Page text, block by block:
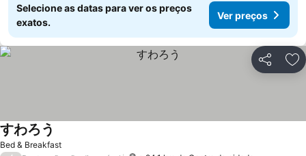
Selecione as datas para ver os preços
exatos.
Ver preços
Partilhar
Bed & Breakfast
すわろう